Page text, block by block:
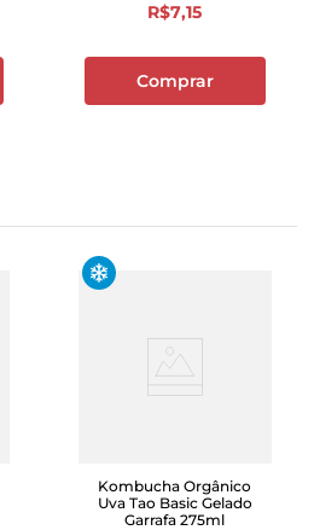
R$7,15
Comprar
Kombucha Orgânico
Uva Tao Basic Gelado
Garrafa 275ml